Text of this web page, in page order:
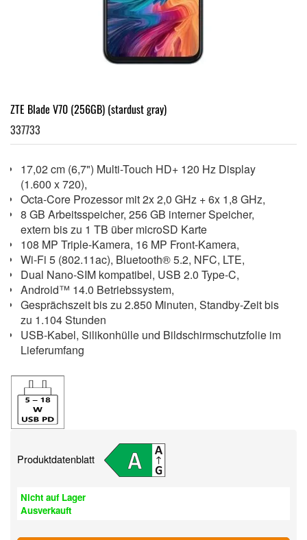
ZTE Blade V70 (256GB) (stardust gray)
337733
17,02 cm (6,7") Multi-Touch HD+ 120 Hz Display
(1.600 x 720),
Octa-Core Prozessor mit 2x 2,0 GHz + 6x 1,8 GHz,
8 GB Arbeitsspeicher, 256 GB interner Speicher,
extern bis zu 1 TB über microSD Karte
108 MP Triple-Kamera, 16 MP Front-Kamera,
Wi-Fi 5 (802.11ac), Bluetooth® 5.2, NFC, LTE,
Dual Nano-SIM kompatibel, USB 2.0 Type-C,
Android™ 14.0 Betriebssystem,
Gesprächszeit bis zu 2.850 Minuten, Standby-Zeit bis
zu 1.104 Stunden
USB-Kabel, Silikonhülle und Bildschirmschutzfolie im
Lieferumfang
Produktdatenblatt
Nicht auf Lager
Ausverkauft